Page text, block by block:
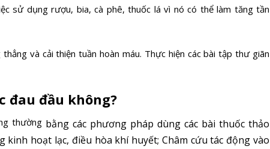
sử dụng rượu, bia, cà phê, thuốc lá vì nó có thể làm tăng tần
và cải thiện tuần hoàn máu. Thực hiện các bài tập thư giãn
đau đầu không?
thường bằng các phương pháp dùng các bài thuốc thảo
kinh hoạt lạc, điều hòa khí huyết; Châm cứu tác động vào